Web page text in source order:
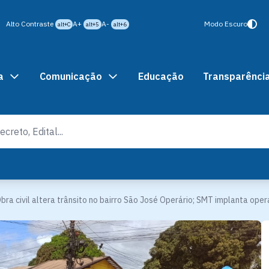
Alto Contraste alt+C A+ alt+5 A- alt+6 Modo Escuro
Comunicação Educação
civil altera trânsito no bairro São José Operário; SMT implanta